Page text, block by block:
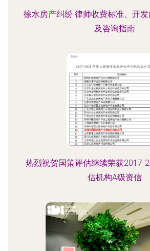
徐水房产纠纷 律师收费标准、开
及咨询指南
热烈祝贺国策评估继续荣获2017-
估机构A级资信